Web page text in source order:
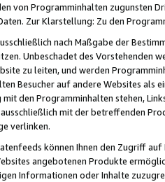
von Programminhalten zugunsten
Zur Klarstellung: Zu den
nach Maßgabe der
Unbeschadet des Vorstehenden
zu leiten, und werden
Besucher auf andere Websites als
den Programminhalten stehen,
mit der betreffenden
verlinken.
können Ihnen den Zugriff
angebotenen Produkte
Informationen oder Inhalte